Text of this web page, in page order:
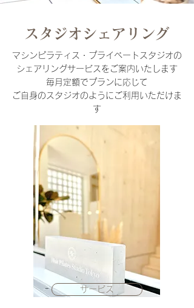
スタジオシェアリング
マシンピラティス・ プライベートスタジオの
​シェアリングサービスをご案内いたします
毎月定額でプランに応じて
ご自身のスタジオのように ご利用いただけま
す
サービス